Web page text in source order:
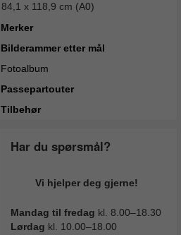
84,1 x 118,9 cm (A0)
Merker
Bilderammer etter mål
Fotoalbum
Passepartouter
Tilbehør
Har du spørsmål?
Vi hjelper deg gjerne!
Mandag til fredag kl. 8.00–18.30
Lørdag kl. 10.00–18.00